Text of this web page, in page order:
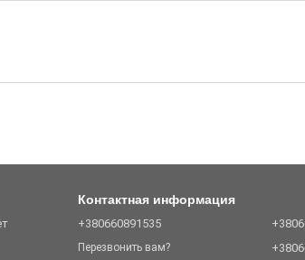
Контактная информация
+380660891535
Перезвонить вам?